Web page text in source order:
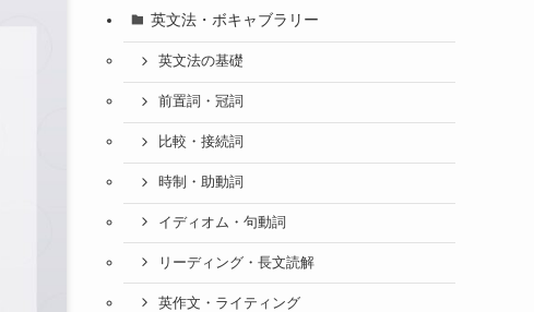
英文法・ボキャブラリー
英文法の基礎
前置詞・冠詞
比較・接続詞
時制・助動詞
イディオム・句動詞
リーディング・長文読解
英作文・ライティング